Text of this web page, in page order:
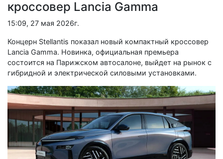
кроссовер Lancia Gamma
15:09, 27 мая 2026г.
Концерн Stellantis показал новый компактный кроссовер
Lancia Gamma. Новинка, официальная премьера
состоится на Парижском автосалоне, выйдет на рынок с
гибридной и электрической силовыми установками.